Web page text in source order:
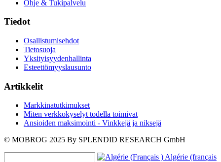
Ohje & Tukipalvelu
Tiedot
Osallistumisehdot
Tietosuoja
Yksityisyydenhallinta
Esteettömyyslausunto
Artikkelit
Markkinatutkimukset
Miten verkkokyselyt todella toimivat
Ansioiden maksimointi - Vinkkejä ja niksejä
© MOBROG 2025 By SPLENDID RESEARCH GmbH
Algérie (français